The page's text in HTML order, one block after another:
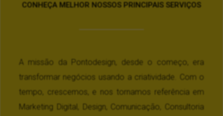
CONHEÇA MELHOR NOSSOS PRINCIPAIS SERVIÇOS
A missão da Pontodesign, desde o começo, era
transformar negócios usando a criatividade. Com o
tempo, crescemos, e nos tornamos referência em
Marketing Digital, Design, Comunicação, Consultoria